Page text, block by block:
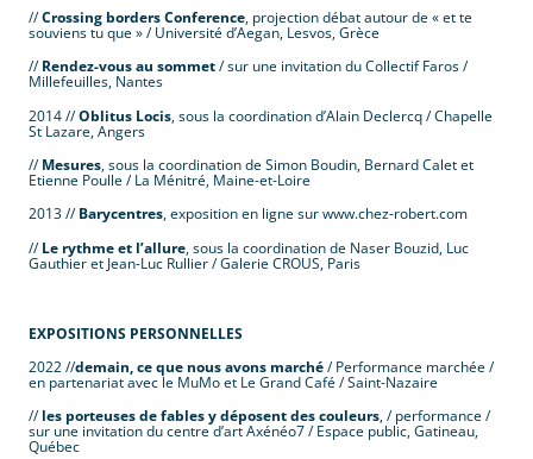
//Crossing borders Conference, projection débat autour de « et te
souviens tu que » / Université d’Aegan, Lesvos, Grèce
//Rendez-vous au sommet/ sur une invitation du Collectif Faros /
Millefeuilles, Nantes
2014 //Oblitus Locis, sous la coordination d’Alain Declercq / Chapelle
St Lazare, Angers
//Mesures, sous la coordination de Simon Boudin, Bernard Calet et
Etienne Poulle / La Ménitré, Maine-et-Loire
2013 //Barycentres, exposition en ligne sur www.chez-robert.com
//Le rythme et l’allure, sous la coordination de Naser Bouzid, Luc
Gauthier et Jean-Luc Rullier / Galerie CROUS, Paris
EXPOSITIONS PERSONNELLES
2022 //demain, ce que nous avons marché/ Performance marchée /
en partenariat avec le MuMo et Le Grand Café / Saint-Nazaire
//les porteuses de fables y déposent des couleurs, / performance /
sur une invitation du centre d’art Axénéo7 / Espace public, Gatineau,
Québec